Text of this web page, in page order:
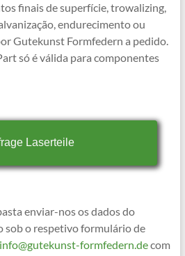
finais de superfície, trowalizing,
endurecimento ou
Gutekunst Formfedern a pedido.
só é válida para componentes
Laserteile
enviar-nos os dados do
o respetivo formulário de
info@gutekunst-formfedern.decom